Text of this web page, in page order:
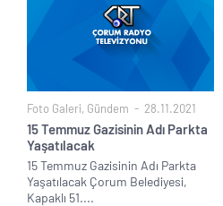
Foto Galeri, Gündem 28.11.2021
15 Temmuz Gazisinin Adı Parkta
Yaşatılacak
15 Temmuz Gazisinin Adı Parkta
Yaşatılacak Çorum Belediyesi,
Kapaklı 51....